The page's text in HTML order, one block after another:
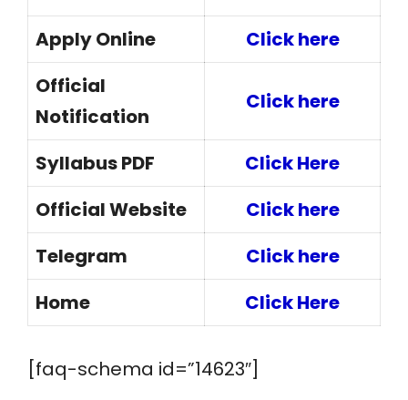
Apply Online
Click here
Official
Notification
Click here
Syllabus PDF
Click Here
Official Website
Click here
Telegram
Click here
Home
Click Here
[faq-schema id=”14623″]